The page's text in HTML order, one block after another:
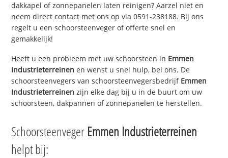
dakkapel of zonnepanelen laten reinigen? Aarzel niet en
neem direct contact met ons op via 0591-238188. Bij ons
regelt u een schoorsteenveger of offerte snel en
gemakkelijk!
Heeft u een probleem met uw schoorsteen in Emmen
Industrieterreinen en wenst u snel hulp, bel ons. De
schoorsteenvegers van schoorsteenvegersbedrijf Emmen
Industrieterreinen zijn elke dag bij u in de buurt om uw
schoorsteen, dakpannen of zonnepanelen te herstellen.
Schoorsteenveger Emmen Industrieterreinen
helpt bij: